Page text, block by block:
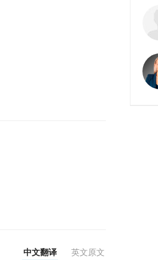
中文翻译 英文原文